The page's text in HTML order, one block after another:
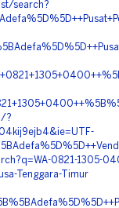
search?
?
0821-1305-
Tenggara-Timur